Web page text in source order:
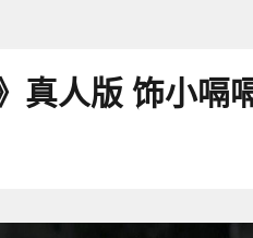
真人版 饰小嗝